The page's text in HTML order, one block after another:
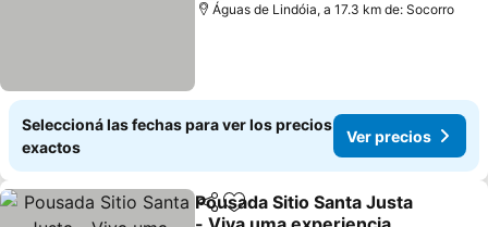
Águas de Lindóia, a 17.3 km de: Socorro
Seleccioná las fechas para ver los precios
exactos
Ver precios
CompartirAñadir a favoritos
Pousada Sitio Santa Justa